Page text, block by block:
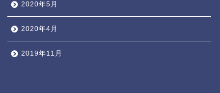
2020年5月
2020年4月
2019年11月